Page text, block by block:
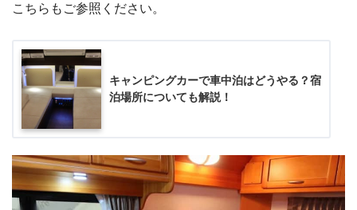
こちらもご参照ください。
キャンピングカーで車中泊はどうやる？宿
泊場所についても解説！